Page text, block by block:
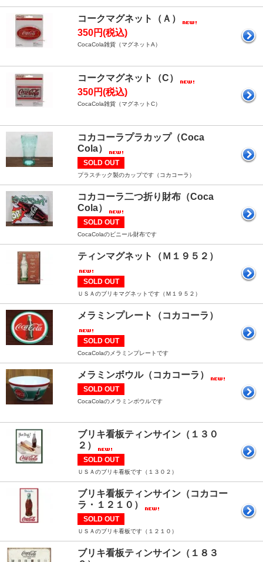
コークマグネット（Ａ）
350円(税込)
CocaCola雑貨（マグネットA）
コークマグネット（C）
350円(税込)
CocaCola雑貨（マグネットC）
コカコーラプラカップ（Coca
Cola）
SOLD OUT
プラスチック製のカップです（コカコーラ）
コカコーラ二つ折り財布（Coca
Cola）
SOLD OUT
CocaColaのビニール財布です
ティンマグネット（Ｍ１９５２）
SOLD OUT
ＵＳＡのブリキマグネットです（Ｍ１９５２）
メラミンプレート（コカコーラ）
SOLD OUT
CocaColaのメラミンプレートです
メラミンボウル（コカコーラ）
SOLD OUT
CocaColaのメラミンボウルです
ブリキ看板ティンサイン（１３０
２）
SOLD OUT
ＵＳＡのブリキ看板です（１３０２）
ブリキ看板ティンサイン（コカコー
ラ・１２１０）
SOLD OUT
ＵＳＡのブリキ看板です（１２１０）
ブリキ看板ティンサイン（１８３